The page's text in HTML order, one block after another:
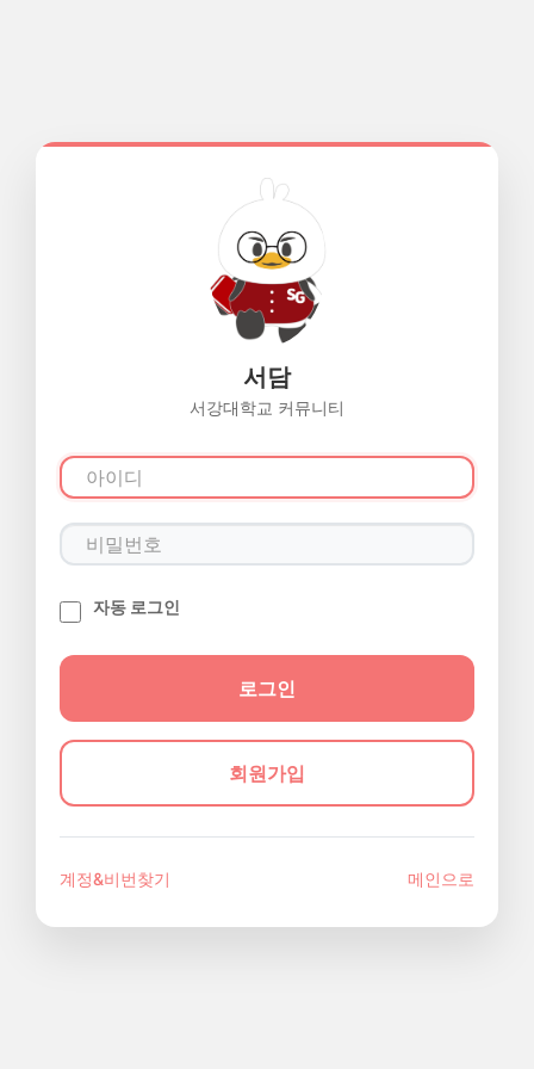
서담
서강대학교 커뮤니티
자동 로그인
회원가입
계정&비번찾기 메인으로